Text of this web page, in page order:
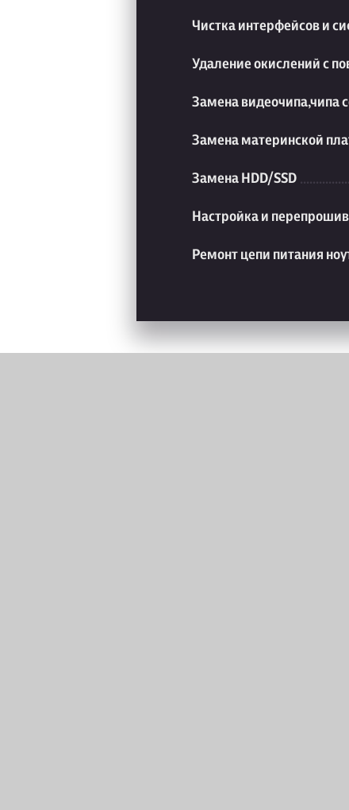
Чистка интерфейсов и
Удаление окислений с
Замена видеочипа,чипа
Замена материнской
Замена HDD/SSD
Настройка и
Ремонт цепи питания